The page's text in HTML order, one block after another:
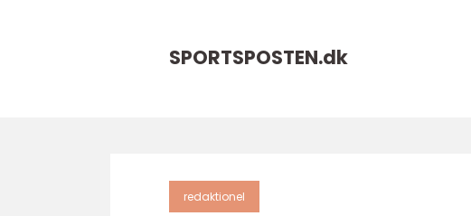
SPORTSPOSTEN.dk
redaktionel